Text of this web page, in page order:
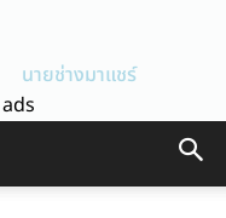
นายช่างมาแชร์